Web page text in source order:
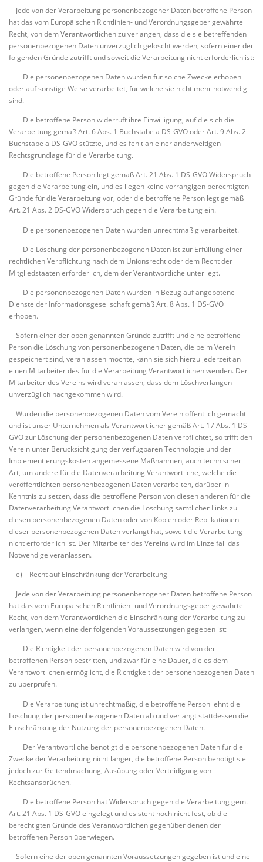
Jede von der Verarbeitung personenbezogener Daten betroffene Person
hat das vom Europäischen Richtlinien- und Verordnungsgeber gewährte
Recht, von dem Verantwortlichen zu verlangen, dass die sie betreffenden
personenbezogenen Daten unverzüglich gelöscht werden, sofern einer der
folgenden Gründe zutrifft und soweit die Verarbeitung nicht erforderlich ist:
Die personenbezogenen Daten wurden für solche Zwecke erhoben
oder auf sonstige Weise verarbeitet, für welche sie nicht mehr notwendig
sind.
Die betroffene Person widerruft ihre Einwilligung, auf die sich die
Verarbeitung gemäß Art. 6 Abs. 1 Buchstabe a DS-GVO oder Art. 9 Abs. 2
Buchstabe a DS-GVO stützte, und es fehlt an einer anderweitigen
Rechtsgrundlage für die Verarbeitung.
Die betroffene Person legt gemäß Art. 21 Abs. 1 DS-GVO Widerspruch
gegen die Verarbeitung ein, und es liegen keine vorrangigen berechtigten
Gründe für die Verarbeitung vor, oder die betroffene Person legt gemäß
Art. 21 Abs. 2 DS-GVO Widerspruch gegen die Verarbeitung ein.
Die personenbezogenen Daten wurden unrechtmäßig verarbeitet.
Die Löschung der personenbezogenen Daten ist zur Erfüllung einer
rechtlichen Verpflichtung nach dem Unionsrecht oder dem Recht der
Mitgliedstaaten erforderlich, dem der Verantwortliche unterliegt.
Die personenbezogenen Daten wurden in Bezug auf angebotene
Dienste der Informationsgesellschaft gemäß Art. 8 Abs. 1 DS-GVO
erhoben.
Sofern einer der oben genannten Gründe zutrifft und eine betroffene
Person die Löschung von personenbezogenen Daten, die beim Verein
gespeichert sind, veranlassen möchte, kann sie sich hierzu jederzeit an
einen Mitarbeiter des für die Verarbeitung Verantwortlichen wenden. Der
Mitarbeiter des Vereins wird veranlassen, dass dem Löschverlangen
unverzüglich nachgekommen wird.
Wurden die personenbezogenen Daten vom Verein öffentlich gemacht
und ist unser Unternehmen als Verantwortlicher gemäß Art. 17 Abs. 1 DS-
GVO zur Löschung der personenbezogenen Daten verpflichtet, so trifft den
Verein unter Berücksichtigung der verfügbaren Technologie und der
Implementierungskosten angemessene Maßnahmen, auch technischer
Art, um andere für die Datenverarbeitung Verantwortliche, welche die
veröffentlichten personenbezogenen Daten verarbeiten, darüber in
Kenntnis zu setzen, dass die betroffene Person von diesen anderen für die
Datenverarbeitung Verantwortlichen die Löschung sämtlicher Links zu
diesen personenbezogenen Daten oder von Kopien oder Replikationen
dieser personenbezogenen Daten verlangt hat, soweit die Verarbeitung
nicht erforderlich ist. Der Mitarbeiter des Vereins wird im Einzelfall das
Notwendige veranlassen.
e) Recht auf Einschränkung der Verarbeitung
Jede von der Verarbeitung personenbezogener Daten betroffene Person
hat das vom Europäischen Richtlinien- und Verordnungsgeber gewährte
Recht, von dem Verantwortlichen die Einschränkung der Verarbeitung zu
verlangen, wenn eine der folgenden Voraussetzungen gegeben ist:
Die Richtigkeit der personenbezogenen Daten wird von der
betroffenen Person bestritten, und zwar für eine Dauer, die es dem
Verantwortlichen ermöglicht, die Richtigkeit der personenbezogenen Daten
zu überprüfen.
Die Verarbeitung ist unrechtmäßig, die betroffene Person lehnt die
Löschung der personenbezogenen Daten ab und verlangt stattdessen die
Einschränkung der Nutzung der personenbezogenen Daten.
Der Verantwortliche benötigt die personenbezogenen Daten für die
Zwecke der Verarbeitung nicht länger, die betroffene Person benötigt sie
jedoch zur Geltendmachung, Ausübung oder Verteidigung von
Rechtsansprüchen.
Die betroffene Person hat Widerspruch gegen die Verarbeitung gem.
Art. 21 Abs. 1 DS-GVO eingelegt und es steht noch nicht fest, ob die
berechtigten Gründe des Verantwortlichen gegenüber denen der
betroffenen Person überwiegen.
Sofern eine der oben genannten Voraussetzungen gegeben ist und eine